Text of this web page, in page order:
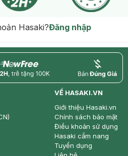
Hasaki?Đăng nhập
price
VỀ HASAKI.VN
Giới thiệu Hasaki.vn
Chính sách bảo mật
Điều khoản sử dụng
Hasaki cẩm nang
Tuyển dụng